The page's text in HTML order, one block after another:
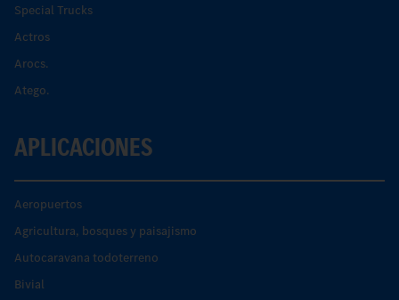
Special Trucks
Actros
Arocs.
Atego.
APLICACIONES
Aeropuertos
Agricultura, bosques y paisajismo
Autocaravana todoterreno
Bivial